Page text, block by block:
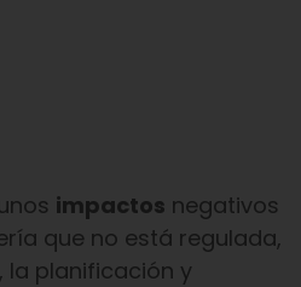
impactos negativos
que no está regulada,
la planificación y